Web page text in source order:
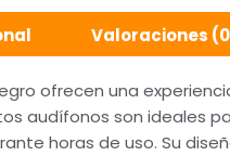
Valoraciones
ofrecen una
audífonos son ideales
horas de uso. Su